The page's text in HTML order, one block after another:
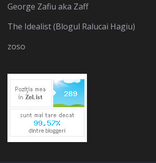
George Zafiu aka Zaff
The Idealist (Blogul Ralucai Hagiu)
zoso